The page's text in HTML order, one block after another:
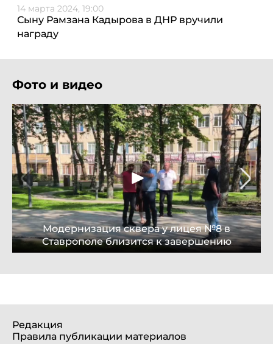
14 марта 2024, 19:00
Сыну Рамзана Кадырова в ДНР вручили
награду
Фото и видео
Модернизация сквера у лицея №8 в
Ставрополе близится к завершению
Редакция
Правила публикации материалов